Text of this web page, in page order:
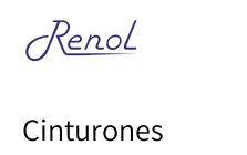
Cinturones